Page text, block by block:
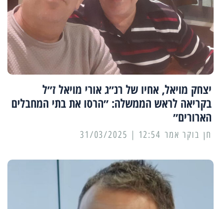
יצחק מויאל, אחיו של רנ״ג אורי מויאל ז״ל
בקריאה לראש הממשלה: ״הרסו את בתי המחבלים
הארורים״
12:54 | 31/03/2025